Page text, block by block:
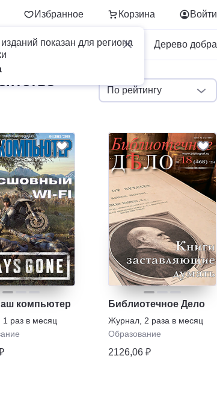
Избранное Корзина
показан для региона
Войти
Для бизнеса Дерево добра
По рейтингу
компьютер
1 раз в месяц
Библиотечное Дело
Журнал 2 раза в месяц
Образование
2126,06 ₽